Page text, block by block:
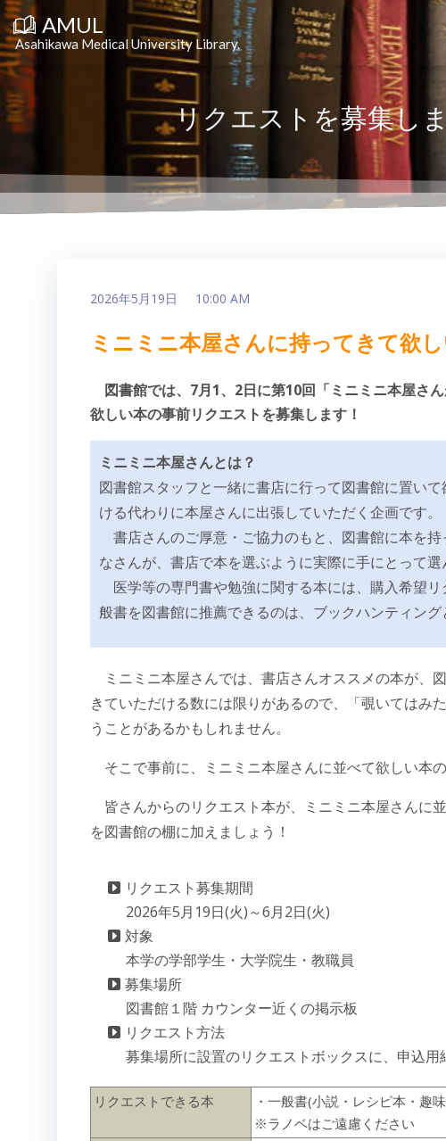
コ
ン
テ
ン
ツ
へ
ス
キ
ッ
プ
AMUL
Asahikawa Medical University Library.
リクエストを募集し
2026年5月19日 10:00 AM
ミニミニ本屋さんに持ってきて欲
図書館では、7月1、2日に第10回「ミニミニ本屋さ
欲しい本の事前リクエストを募集します！
ミニミニ本屋さんとは？
図書館スタッフと一緒に書店に行って図書館に置い
ける代わりに本屋さんに出張していただく企画です。
書店さんのご厚意・ご協力のもと、図書館に本を
なさんが、書店で本を選ぶように実際に手にとって選
医学等の専門書や勉強に関する本には、購入希望
般書を図書館に推薦できるのは、ブックハンティング
ミニミニ本屋さんでは、書店さんオススメの本が、
きていただける数には限りがあるので、「覗いてはみ
うことがあるかもしれません。
そこで事前に、ミニミニ本屋さんに並べて欲しい本
皆さんからのリクエスト本が、ミニミニ本屋さんに
を図書館の棚に加えましょう！
リクエスト募集期間
2026年5月19日(火)～6月2日(火)
対象
本学の学部学生・大学院生・教職員
募集場所
図書館１階 カウンター近くの掲示板
リクエスト方法
募集場所に設置のリクエストボックスに、申込用
リクエストできる本
・一般書(小説・レシピ本・趣
※ラノベはご遠慮ください